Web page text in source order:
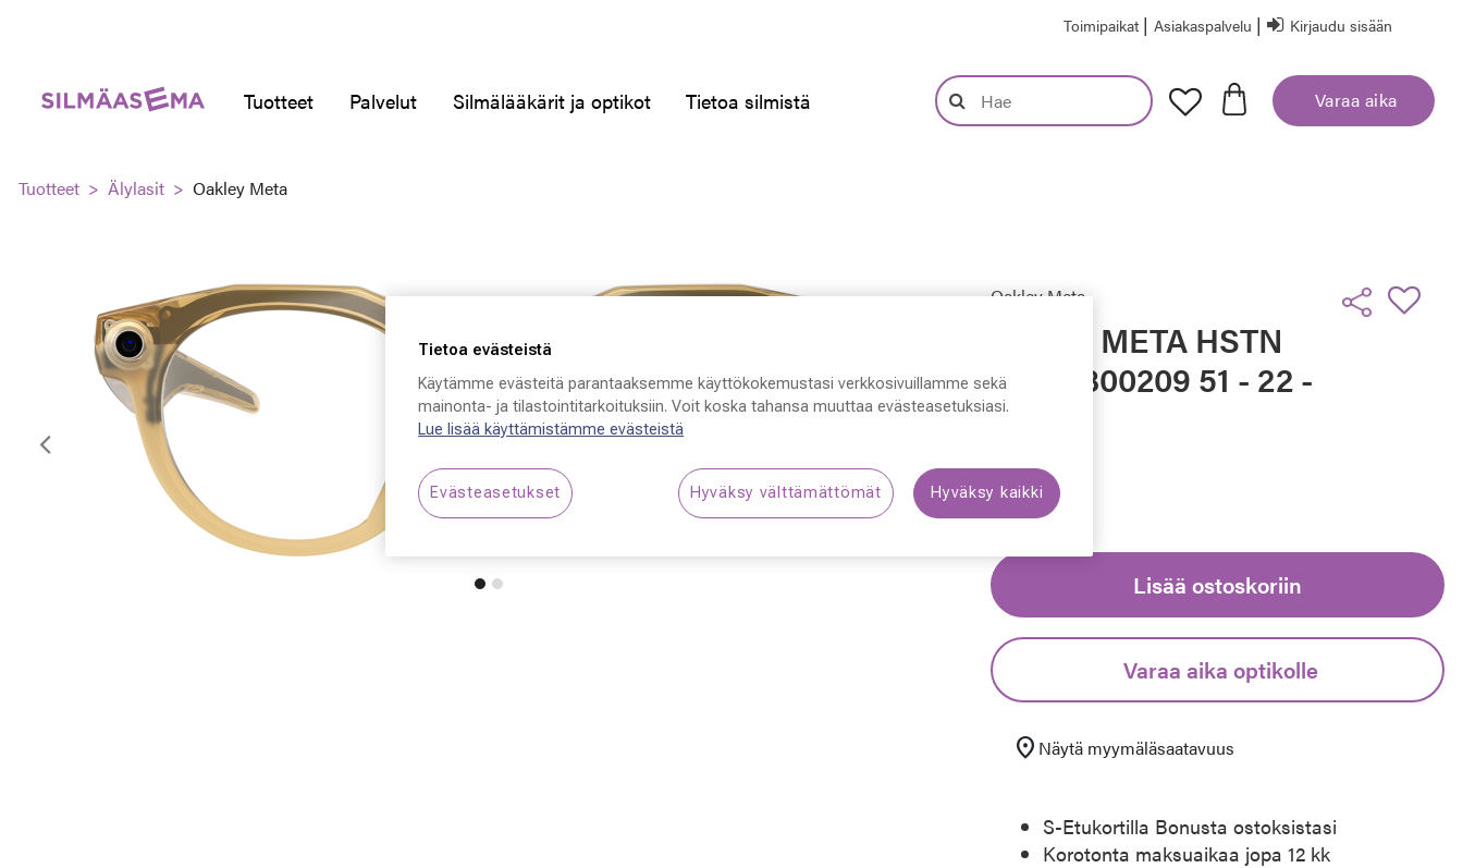
Toimipaikat | Asiakaspalvelu | Kirjaudu sisään
Tuotteet Palvelut Silmälääkärit ja optikot Tietoa silmistä Varaa aika
Tuotteet Älylasit Oakley Meta
Edellinen
Oakley Meta
Oakley META HSTN
8002, 800209 51 - 22 -
145
439,00 €
Lisää ostoskoriin
Varaa aika optikolle
location_on Näytä myymäläsaatavuus
S-Etukortilla Bonusta ostoksistasi
Korotonta maksuaikaa jopa 12 kk
Tietoa evästeistä
Käytämme evästeitä parantaaksemme käyttökokemustasi verkkosivuillamme sekä
mainonta- ja tilastointitarkoituksiin. Voit koska tahansa muuttaa evästeasetuksiasi.
Lue lisää käyttämistämme evästeistä
Evästeasetukset Hyväksy välttämättömät Hyväksy kaikki